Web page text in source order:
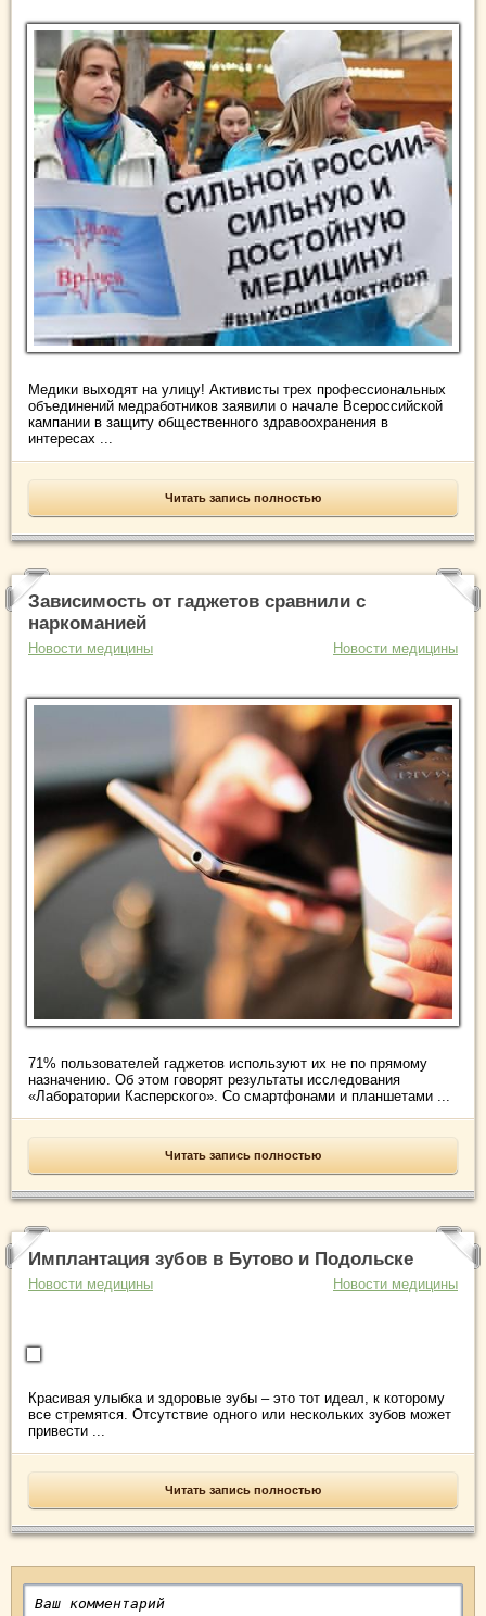
Медики выходят на улицу! Активисты трех профессиональных
объединений медработников заявили о начале Всероссийской
кампании в защиту общественного здравоохранения в
интересах ...
Читать запись полностью
Зависимость от гаджетов сравнили с
наркоманией
Новости медицины Новости медицины
71% пользователей гаджетов используют их не по прямому
назначению. Об этом говорят результаты исследования
«Лаборатории Касперского». Со смартфонами и планшетами ...
Читать запись полностью
Имплантация зубов в Бутово и Подольске
Новости медицины Новости медицины
Красивая улыбка и здоровые зубы – это тот идеал, к которому
все стремятся. Отсутствие одного или нескольких зубов может
привести ...
Читать запись полностью